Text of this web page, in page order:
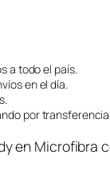
a todo el país.
en el día.
por
en Microfibra